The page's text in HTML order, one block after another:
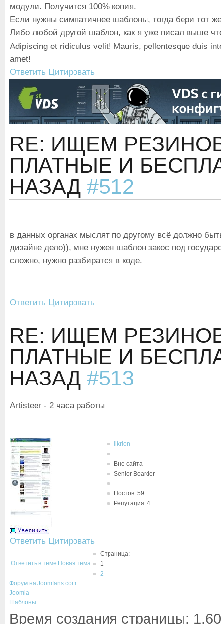
модули. Получится 100% копия.
Если нужны симпатичнее шаблоны, тогда бери тот
Либо любой другой шаблон, как я уже писал выше
Adipiscing et ridiculus velit! Mauris, pellentesque duis
amet!
Ответить Цитировать
RE: ИЩЕМ
ПЛАТНЫЕ И
НАЗАД #512
в данных органах мыслят по другому всё должно
дизайне дело)), мне нужен шаблон закос под
сложно, нужно разбиратся в коде.
Ответить Цитировать
RE: ИЩЕМ
ПЛАТНЫЕ И
НАЗАД #513
Artisteer - 2 часа работы
likrion
Вне сайта
Senior Boarder
Постов: 59
Репутация: 4
Ответить Цитировать
Ответить в теме Новая тема
Страница:
1
2
Форум на Joomfans.com
Joomla
Шаблоны
Время создания страницы: